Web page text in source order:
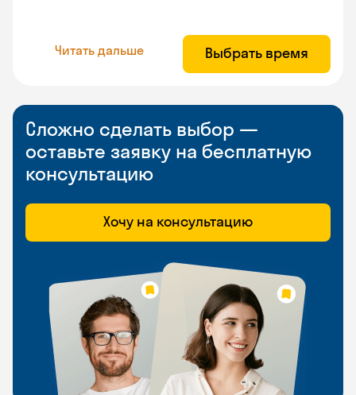
Читать дальше Выбрать время
Сложно сделать выбор —
оставьте заявку на бесплатную
консультацию
Хочу на консультацию